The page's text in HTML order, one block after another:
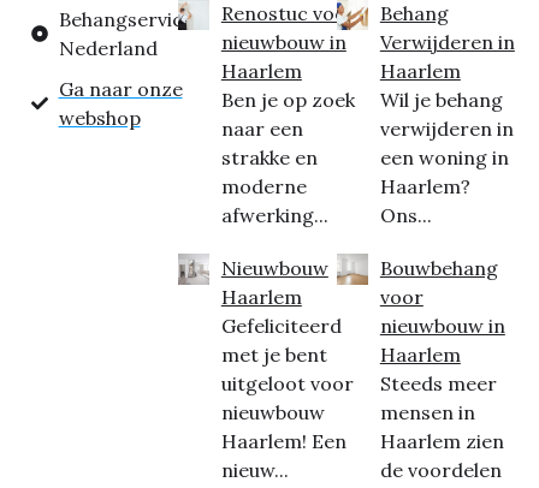
Behangservice
Nederland
Ga naar onze
webshop
Renostuc voor
nieuwbouw in
Haarlem
Ben je op zoek
naar een
strakke en
moderne
afwerking...
Nieuwbouw
Haarlem
Gefeliciteerd
met je bent
uitgeloot voor
nieuwbouw
Haarlem! Een
nieuw...
Behang
Verwijderen in
Haarlem
Wil je behang
verwijderen in
een woning in
Haarlem?
Ons...
Bouwbehang
voor
nieuwbouw in
Haarlem
Steeds meer
mensen in
Haarlem zien
de voordelen